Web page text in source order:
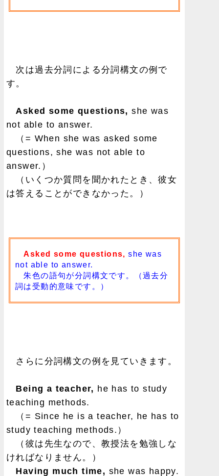
次は過去分詞による分詞構文の例で
す。
Asked some questions, she was
not able to answer.
（= When she was asked some
questions, she was not able to
answer.）
（いくつか質問を聞かれたとき、彼女
は答えることができなかった。）
Asked some questions, she was
not able to answer.
朱色の語句が分詞構文です。（過去分
詞は受動的意味です。）
さらに分詞構文の例を見ていきます。
Being a teacher, he has to study
teaching methods.
（= Since he is a teacher, he has to
study teaching methods.）
（彼は先生なので、教授法を勉強しな
ければなりません。）
Having much time, she was happy.